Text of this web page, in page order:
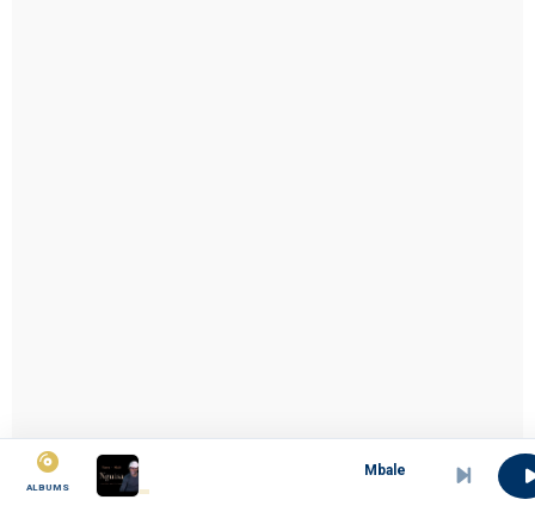
ALBUMS